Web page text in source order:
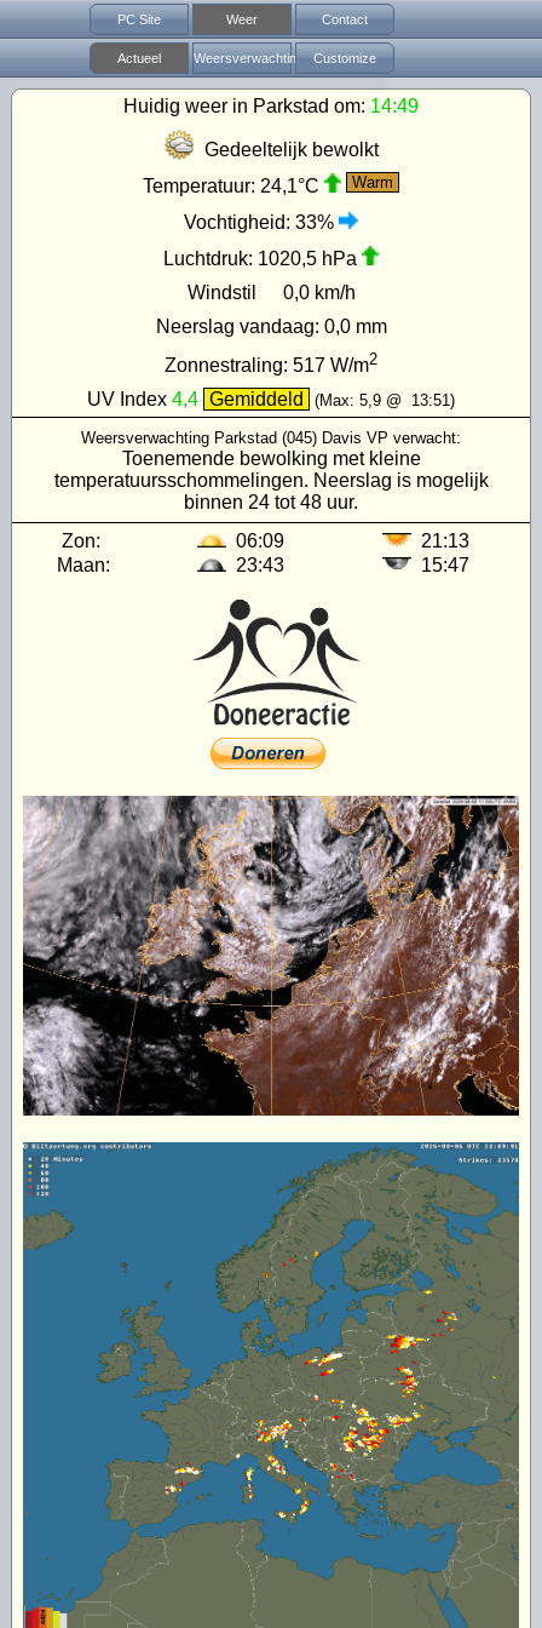
PC Site Weer Contact
Actueel Weersverwachting Customize
Huidig weer in Parkstad om: 14:49
Gedeeltelijk bewolkt
Temperatuur: 24,1°C Warm
Vochtigheid: 33%
Luchtdruk: 1020,5 hPa
Windstil
0,0 km/h
Neerslag vandaag: 0,0 mm
Zonnestraling: 517 W/m2
UV Index 4,4 Gemiddeld (Max: 5,9 @ 13:51)
Weersverwachting Parkstad (045) Davis VP verwacht:
Toenemende bewolking met kleine
temperatuursschommelingen. Neerslag is mogelijk
binnen 24 tot 48 uur.
Zon:
06:09
21:13
Maan:
23:43 15:47